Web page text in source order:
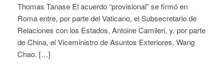
Thomas Tanase El acuerdo “provisional” se firmó en
Roma entre, por parte del Vaticano, el Subsecretario de
Relaciones con los Estados, Antoine Camileri, y, por parte
de China, el Viceministro de Asuntos Exteriores, Wang
Chao. […]